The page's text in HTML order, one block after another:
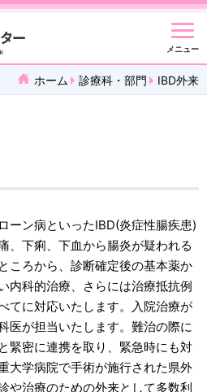
メニュー
ホーム 診療科・部門 IBD外来
ーン病といったIBD(炎症性腸疾患)
、下痢、下血から腸炎が疑われる
ころから、診断確定後の基本薬か
内科的治療、さらには治療抵抗例
てに対応いたします。入院治療が
医が担当いたします。難治の際に
緊密に連携を取り、緊急時にも対
大学病院で手術が施行された県外
や治療のための外来として多数利